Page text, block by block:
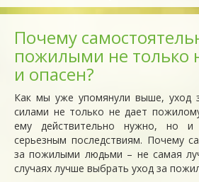
Почему
пожилыми не только
и опасен?
Как мы уже упомянули выше, уход
силами не только не дает
ему действительно нужно, но
серьезным последствиям. Почему
за пожилыми людьми – не самая
случаях лучше выбрать уход за